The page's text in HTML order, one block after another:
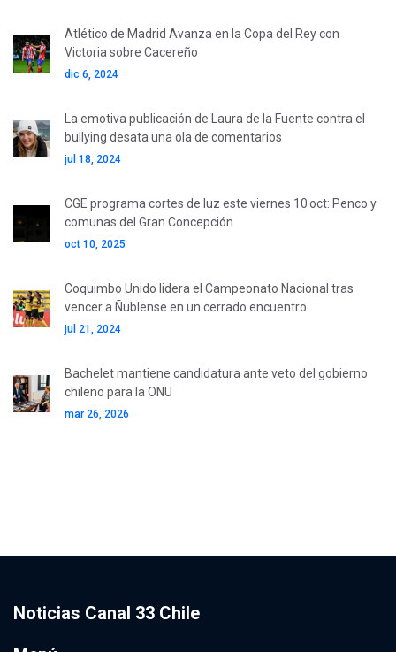
Atlético de Madrid Avanza en la Copa del Rey con
Victoria sobre Cacereño
dic 6, 2024
La emotiva publicación de Laura de la Fuente contra el
bullying desata una ola de comentarios
jul 18, 2024
CGE programa cortes de luz este viernes 10 oct: Penco y
comunas del Gran Concepción
oct 10, 2025
Coquimbo Unido lidera el Campeonato Nacional tras
vencer a Ñublense en un cerrado encuentro
jul 21, 2024
Bachelet mantiene candidatura ante veto del gobierno
chileno para la ONU
mar 26, 2026
Noticias Canal 33 Chile